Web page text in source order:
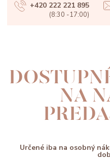
+420 222 221 895
(8:30 -17:00)
NA
Určené iba na osobný